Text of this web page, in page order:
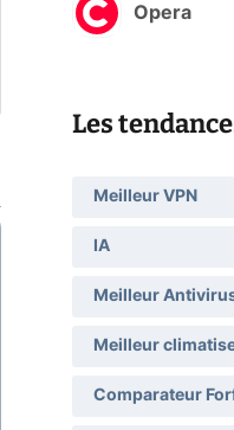
Opera
Les
Meilleur VPN
IA
Meilleur
Meilleur
Comparateur